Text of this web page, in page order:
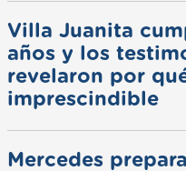
Villa Juanita
años y los
revelaron por
imprescindible
Mercedes